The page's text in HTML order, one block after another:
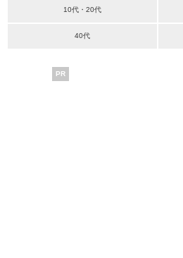
10代・20代
40代
PR